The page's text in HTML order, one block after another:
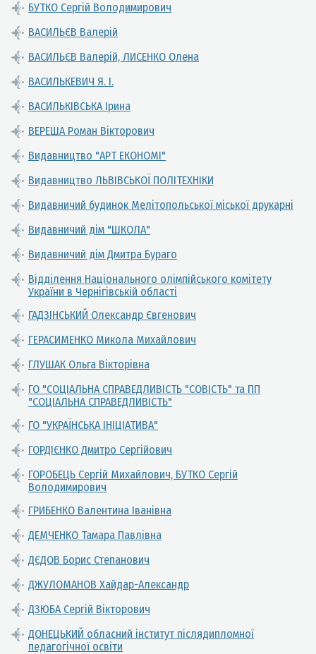
БУТКО Сергій Володимирович
ВАСИЛЬЄВ Валерій
ВАСИЛЬЄВ Валерій, ЛИСЕНКО Олена
ВАСИЛЬКЕВИЧ Я. І.
ВАСИЛЬКІВСЬКА Ірина
ВЕРЕША Роман Вікторович
Видавництво "АРТ ЕКОНОМІ"
Видавництво ЛЬВІВСЬКОЇ ПОЛІТЕХНІКИ
Видавничий будинок Мелітопольської міської друкарні
Видавничий дім "ШКОЛА"
Видавничий дім Дмитра Бураго
Відділення Національного олімпійського комітету
України в Чернігівській області
ГАДЗІНСЬКИЙ Олександр Євгенович
ГЕРАСИМЕНКО Микола Михайлович
ГЛУШАК Ольга Вікторівна
ГО "СОЦІАЛЬНА СПРАВЕДЛИВІСТЬ "СОВІСТЬ" та ПП
"СОЦІАЛЬНА СПРАВЕДЛИВІСТЬ"
ГО "УКРАЇНСЬКА ІНІЦІАТИВА"
ГОРДІЄНКО Дмитро Сергійович
ГОРОБЕЦЬ Сергій Михайлович, БУТКО Сергій
Володимирович
ГРИБЕНКО Валентина Іванівна
ДЕМЧЕНКО Тамара Павлівна
ДЄДОВ Борис Степанович
ДЖУЛОМАНОВ Хайдар-Александр
ДЗЮБА Сергій Вікторович
ДОНЕЦЬКИЙ обласний інститут післядипломної
педагогічної освіти